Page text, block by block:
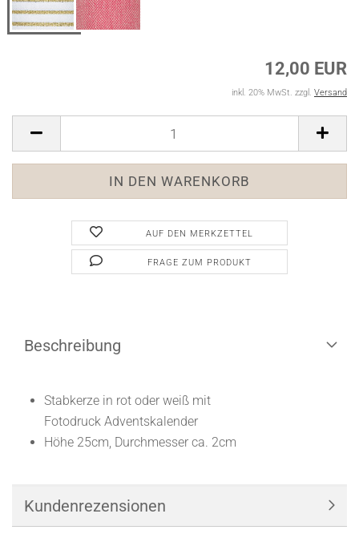
12,00 EUR
inkl. 20% MwSt. zzgl. Versand
AUF DEN MERKZETTEL
FRAGE ZUM PRODUKT
Beschreibung
Stabkerze in rot oder weiß mit
Fotodruck Adventskalender
Höhe 25cm, Durchmesser ca. 2cm
Kundenrezensionen